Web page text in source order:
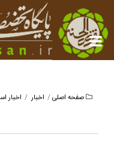
صفحه اصلی اخبار اخبار